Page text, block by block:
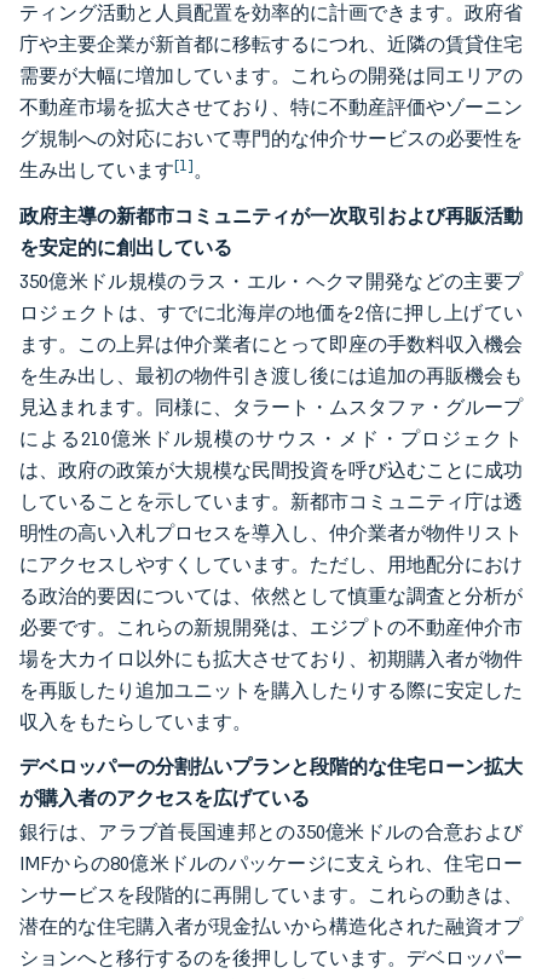
ティング活動と人員配置を効率的に計画できます。政府省
庁や主要企業が新首都に移転するにつれ、近隣の賃貸住宅
需要が大幅に増加しています。これらの開発は同エリアの
不動産市場を拡大させており、特に不動産評価やゾーニン
グ規制への対応において専門的な仲介サービスの必要性を
生み出しています[1]。
政府主導の新都市コミュニティが一次取引および再販活動
を安定的に創出している
350億米ドル規模のラス・エル・ヘクマ開発などの主要プ
ロジェクトは、すでに北海岸の地価を2倍に押し上げてい
ます。この上昇は仲介業者にとって即座の手数料収入機会
を生み出し、最初の物件引き渡し後には追加の再販機会も
見込まれます。同様に、タラート・ムスタファ・グループ
による210億米ドル規模のサウス・メド・プロジェクト
は、政府の政策が大規模な民間投資を呼び込むことに成功
していることを示しています。新都市コミュニティ庁は透
明性の高い入札プロセスを導入し、仲介業者が物件リスト
にアクセスしやすくしています。ただし、用地配分におけ
る政治的要因については、依然として慎重な調査と分析が
必要です。これらの新規開発は、エジプトの不動産仲介市
場を大カイロ以外にも拡大させており、初期購入者が物件
を再販したり追加ユニットを購入したりする際に安定した
収入をもたらしています。
デベロッパーの分割払いプランと段階的な住宅ローン拡大
が購入者のアクセスを広げている
銀行は、アラブ首長国連邦との350億米ドルの合意および
IMFからの80億米ドルのパッケージに支えられ、住宅ロー
ンサービスを段階的に再開しています。これらの動きは、
潜在的な住宅購入者が現金払いから構造化された融資オプ
ションへと移行するのを後押ししています。デベロッパー